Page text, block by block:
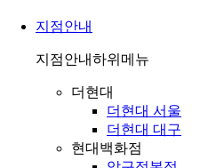
지점안내
지점안내하위메뉴
더현대
더현대 서울
더현대 대구
현대백화점